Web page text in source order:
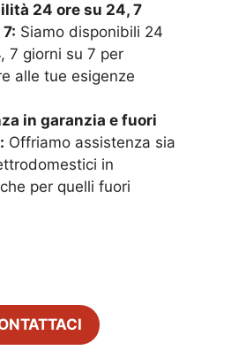
24 ore su 24, 7
Siamo disponibili 24
7 giorni su 7 per
alle tue esigenze
in garanzia e fuori
Offriamo assistenza sia
in
per quelli fuori